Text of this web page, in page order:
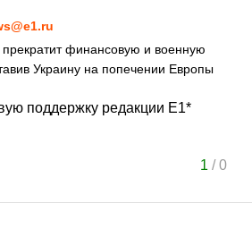
финансовую и военную
Украину на попечении Европы
поддержку редакции Е1*
1 /0